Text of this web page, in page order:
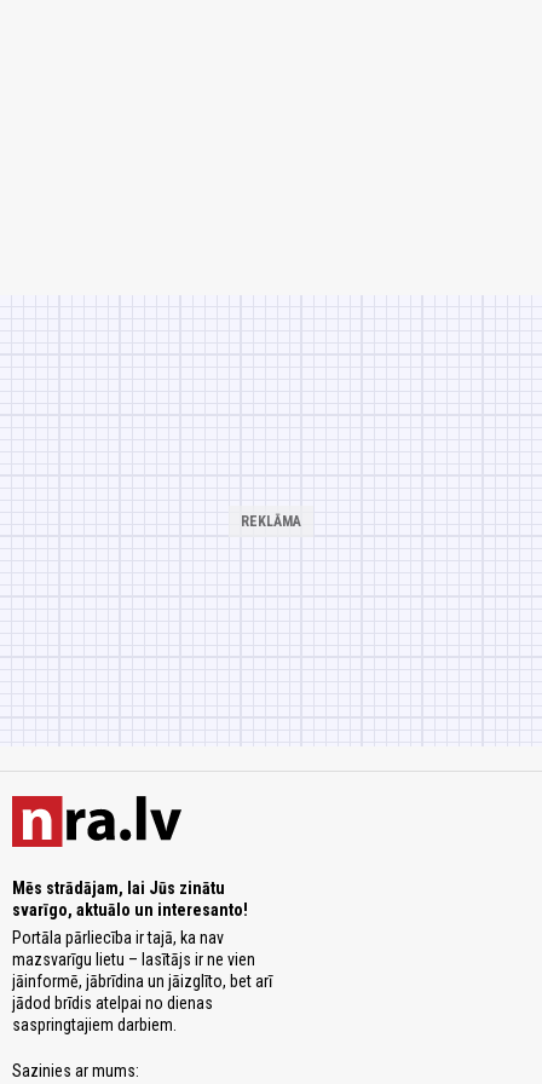
Mēs strādājam, lai Jūs zinātu
svarīgo, aktuālo un interesanto!
Portāla pārliecība ir tajā, ka nav
mazsvarīgu lietu – lasītājs ir ne vien
jāinformē, jābrīdina un jāizglīto, bet arī
jādod brīdis atelpai no dienas
saspringtajiem darbiem.
Sazinies ar mums: